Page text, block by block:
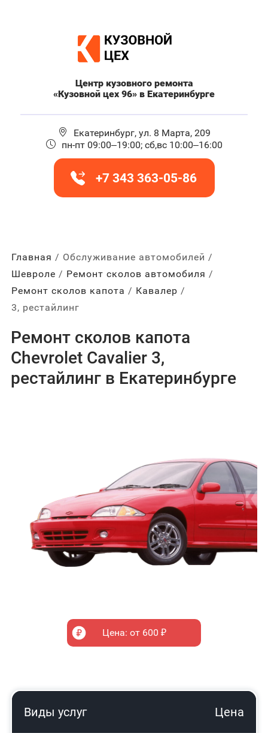
Центр кузовного ремонта
«Кузовной цех 96» в Екатеринбурге
Екатеринбург, ул. 8 Марта, 209
пн-пт 09:00–19:00; сб,вс 10:00–16:00
+7 343 363-05-86
Главная
Обслуживание автомобилей
Шевроле
Ремонт сколов автомобиля
Ремонт сколов капота
Кавалер
3, рестайлинг
Ремонт сколов капота
Chevrolet Cavalier 3,
рестайлинг в Екатеринбурге
Цена: от 600 ₽
Виды услуг Цена